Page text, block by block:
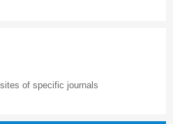
of specific journals